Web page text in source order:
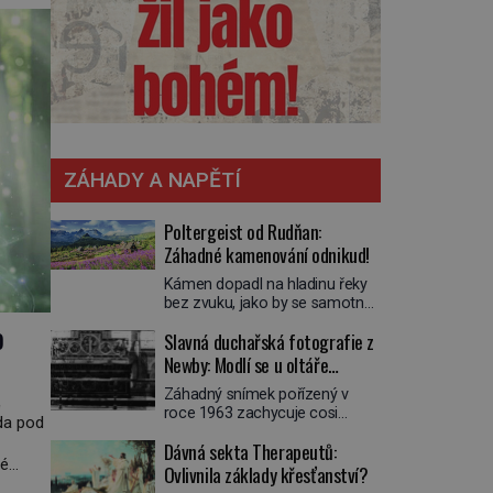
pod
ZÁHADY A NAPĚTÍ
Poltergeist od Rudňan:
Záhadné kamenování odnikud!
Kámen dopadl na hladinu řeky
bez zvuku, jako by se samotná
chlapců bolestně strhl ruku, ale
další úder ho zasáhl dříve, než si
vůbec uvědomil pohyb: tiše,
nelidsky přesně. „Odkud…?“
zachrčel starší student, ale v
kdo by po nich mohl cokoliv
házet. A když se […]
Slavná duchařská fotografie z
Newby: Modlí se u oltáře
přízračný mnich?
Záhadný snímek pořízený v
roce 1963 zachycuje cosi
poloprůhledná postava stojící u
oltáře je duch mnicha ze 16.
století s bílým závojem přes
Dávná sekta Therapeutů:
Ovlivnila základy křesťanství?